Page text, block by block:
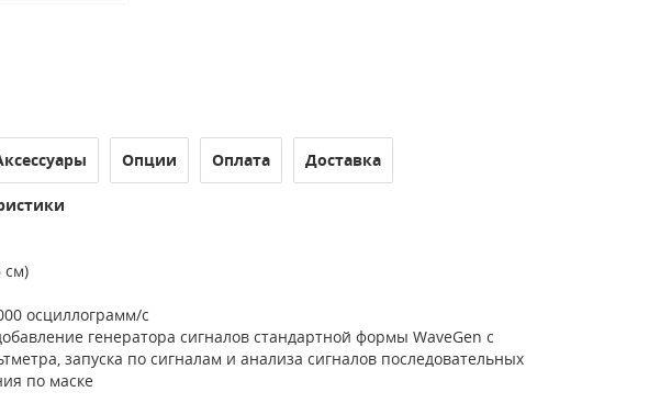
Опции Оплата Доставка
см)
осциллограмм/с
генератора сигналов стандартной формы WaveGen с
запуска по сигналам и анализа сигналов последовательных
по маске